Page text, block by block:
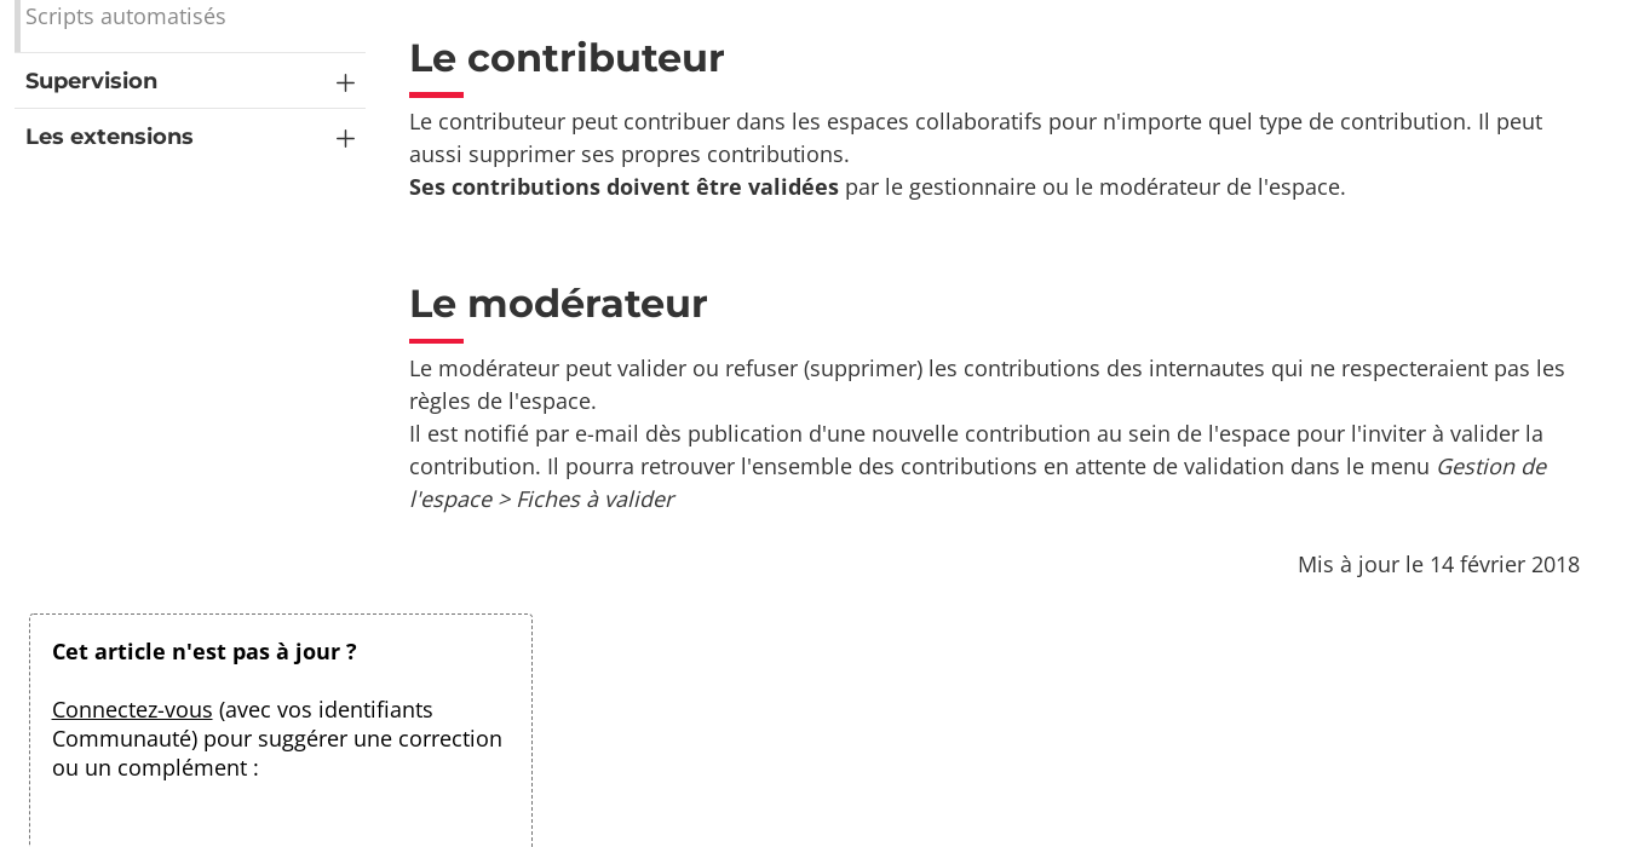
Scripts automatisés
Supervision
Les extensions
Le contributeur
Le contributeur peut contribuer dans les espaces collaboratifs pour n'importe quel type de contribution. Il peut
aussi supprimer ses propres contributions.
Ses contributions doivent être validées par le gestionnaire ou le modérateur de l'espace.
Le modérateur
Le modérateur peut valider ou refuser (supprimer) les contributions des internautes qui ne respecteraient pas les
règles de l'espace.
Il est notifié par e-mail dès publication d'une nouvelle contribution au sein de l'espace pour l'inviter à valider la
contribution. Il pourra retrouver l'ensemble des contributions en attente de validation dans le menu Gestion de
l'espace > Fiches à valider
Mis à jour le 14 février 2018
Cet article n'est pas à jour ?
Connectez-vous (avec vos identifiants
Communauté) pour suggérer une correction
ou un complément :